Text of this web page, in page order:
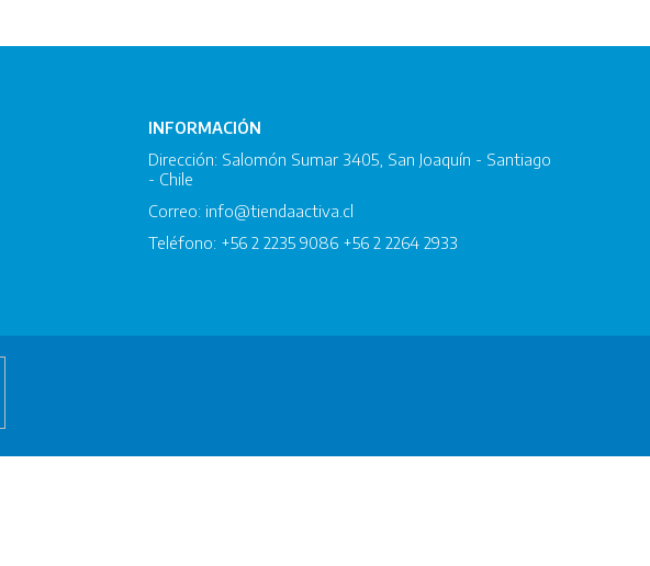
INFORMACIÓN
Dirección: Salomón Sumar 3405, San Joaquín - Santiago
- Chile
Correo: info@tiendaactiva.cl
Teléfono: +56 2 2235 9086 +56 2 2264 2933